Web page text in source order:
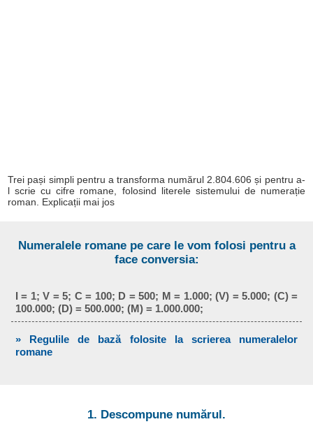
Trei pași simpli pentru a transforma numărul 2.804.606 și pentru a-
l scrie cu cifre romane, folosind literele sistemului de numerație
roman. Explicații mai jos
Numeralele romane pe care le vom folosi pentru a
face conversia:
I = 1; V = 5; C = 100; D = 500; M = 1.000; (V) = 5.000; (C) =
100.000; (D) = 500.000; (M) = 1.000.000;
» Regulile de bază folosite la scrierea numeralelor
romane
1. Descompune numărul.